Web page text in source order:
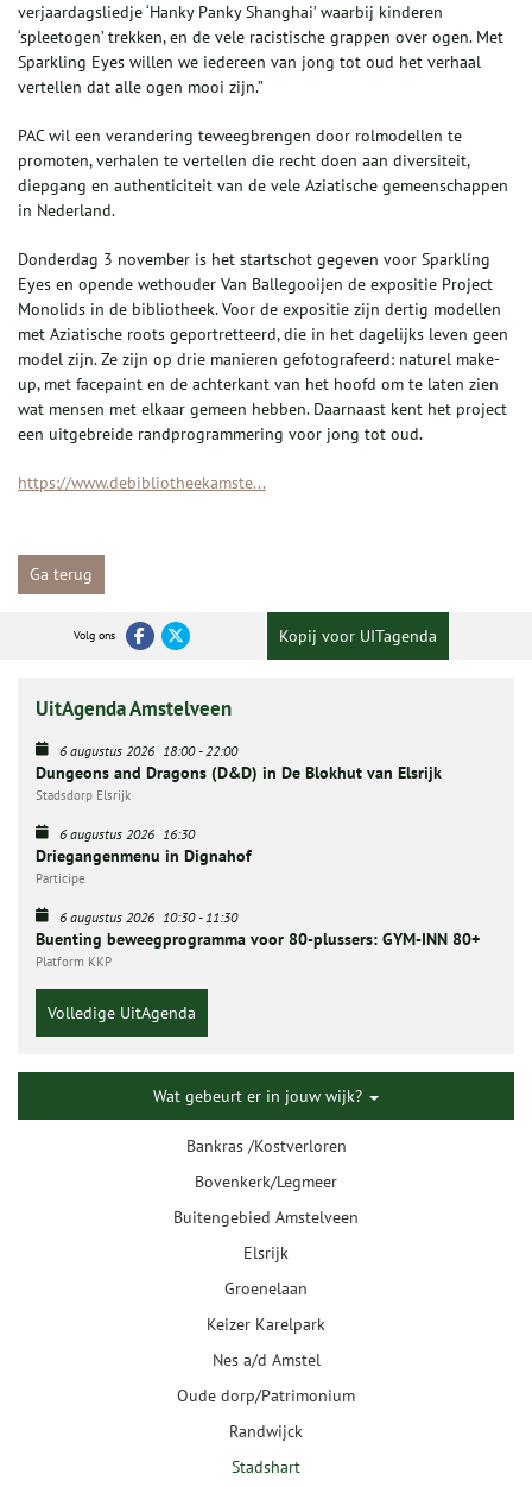
verjaardagsliedje ‘Hanky Panky Shanghai’ waarbij kinderen
‘spleetogen’ trekken, en de vele racistische grappen over ogen. Met
Sparkling Eyes willen we iedereen van jong tot oud het verhaal
vertellen dat alle ogen mooi zijn.”
PAC wil een verandering teweegbrengen door rolmodellen te
promoten, verhalen te vertellen die recht doen aan diversiteit,
diepgang en authenticiteit van de vele Aziatische gemeenschappen
in Nederland.
Donderdag 3 november is het startschot gegeven voor Sparkling
Eyes en opende wethouder Van Ballegooijen de expositie Project
Monolids in de bibliotheek. Voor de expositie zijn dertig modellen
met Aziatische roots geportretteerd, die in het dagelijks leven geen
model zijn. Ze zijn op drie manieren gefotografeerd: naturel make-
up, met facepaint en de achterkant van het hoofd om te laten zien
wat mensen met elkaar gemeen hebben. Daarnaast kent het project
een uitgebreide randprogrammering voor jong tot oud.
https://www.debibliotheekamste...
Ga terug
Volg ons Kopij voor UITagenda
UitAgenda Amstelveen
6 augustus 2026 18:00-22:00
Dungeons and Dragons (D&D) in De Blokhut van Elsrijk
Stadsdorp Elsrijk
6 augustus 2026 16:30
Driegangenmenu in Dignahof
Participe
6 augustus 2026 10:30-11:30
Buenting beweegprogramma voor 80-plussers: GYM-INN 80+
Platform KKP
Volledige UitAgenda
Wat gebeurt er in jouw wijk?
Bankras /Kostverloren
Bovenkerk/Legmeer
Buitengebied Amstelveen
Elsrijk
Groenelaan
Keizer Karelpark
Nes a/d Amstel
Oude dorp/Patrimonium
Randwijck
Stadshart